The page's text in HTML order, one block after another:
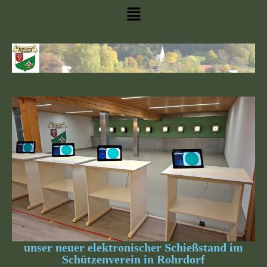
unser neuer elektronischer Schießstand im
Schützenverein in Rohrdorf